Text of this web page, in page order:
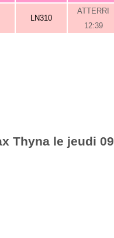
LN310
ATTERRI
12:39
Thyna le jeudi 09